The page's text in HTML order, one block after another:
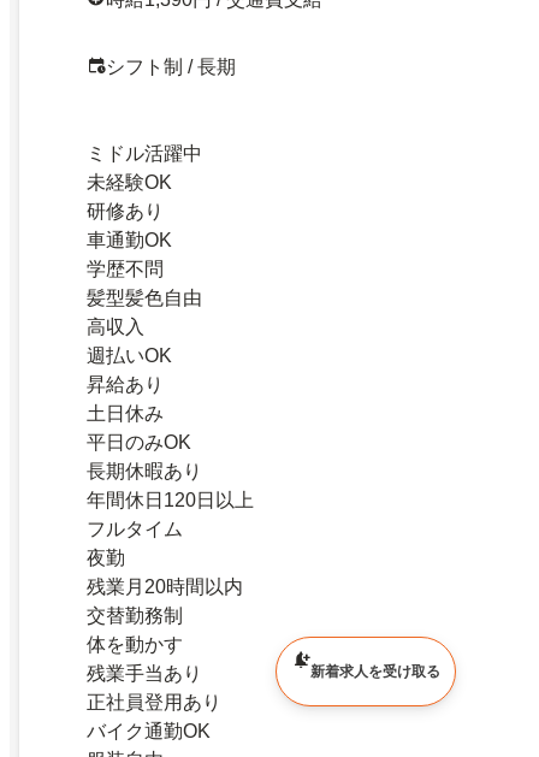
シフト制 / 長期
ミドル活躍中
未経験OK
研修あり
車通勤OK
学歴不問
髪型髪色自由
高収入
週払いOK
昇給あり
土日休み
平日のみOK
長期休暇あり
年間休日120日以上
フルタイム
夜勤
残業月20時間以内
交替勤務制
体を動かす
残業手当あり
正社員登用あり
バイク通勤OK
新着求人を受け取る